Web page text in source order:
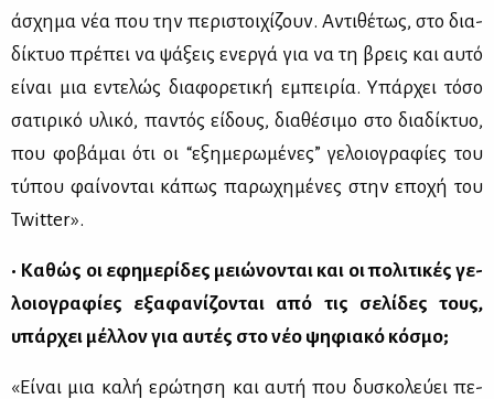
άσχη­μα νέα που την πε­ρι­στοι­χί­ζουν. Αντι­θέ­τως, στο δια­
δί­κτυο πρέ­πει να ψά­ξεις ενερ­γά για να τη βρεις και αυ­τό
εί­ναι μια εντε­λώς δια­φο­ρε­τι­κή εμπει­ρία. Υπάρ­χει τό­σο
σα­τι­ρι­κό υλι­κό, πα­ντός εί­δους, δια­θέ­σι­μο στο δια­δί­κτυο,
που φο­βά­μαι ότι οι “εξη­με­ρω­μέ­νες” γε­λοιο­γρα­φί­ες του
τύ­που φαί­νο­νται κά­πως πα­ρω­χη­μέ­νες στην επο­χή του
Twitter».
• Κα­θώς οι εφη­με­ρί­δες μειώ­νο­νται και οι πο­λι­τι­κές γε­
λοιο­γρα­φί­ες εξα­φα­νί­ζο­νται από τις σε­λί­δες τους,
υπάρ­χει μέλ­λον για αυ­τές στο νέο ψη­φια­κό κό­σμο;
«Εί­ναι μια κα­λή ερώ­τη­ση και αυ­τή που δυ­σκο­λεύ­ει πε­